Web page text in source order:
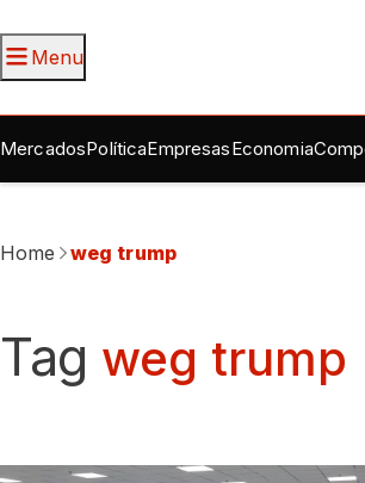
Menu
MercadosPolíticaEmpresasEconomia
Home weg trump
Tag weg trump